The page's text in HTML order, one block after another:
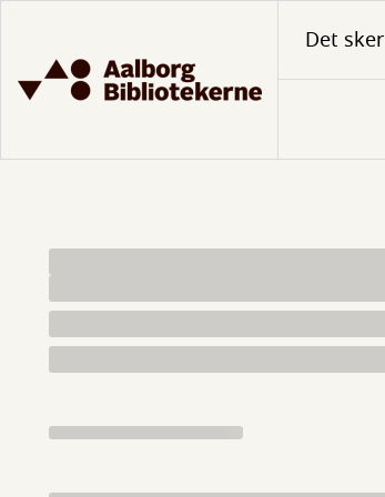
hovedindhold
Det sker